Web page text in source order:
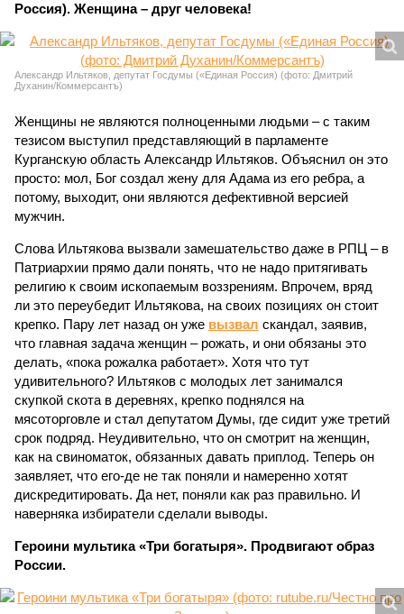
Россия). Женщина – друг человека!
Александр Ильтяков, депутат Госдумы («Единая Россия) (фото: Дмитрий
Духанин/Коммерсантъ)
Женщины не являются полноценными людьми – с таким
тезисом выступил представляющий в парламенте
Курганскую область Александр Ильтяков. Объяснил он это
просто: мол, Бог создал жену для Адама из его ребра, а
потому, выходит, они являются дефективной версией
мужчин.
Слова Ильтякова вызвали замешательство даже в РПЦ – в
Патриархии прямо дали понять, что не надо притягивать
религию к своим ископаемым воззрениям. Впрочем, вряд
ли это переубедит Ильтякова, на своих позициях он стоит
крепко. Пару лет назад он уже вызвал скандал, заявив,
что главная задача женщин – рожать, и они обязаны это
делать, «пока рожалка работает». Хотя что тут
удивительного? Ильтяков с молодых лет занимался
скупкой скота в деревнях, крепко поднялся на
мясоторговле и стал депутатом Думы, где сидит уже третий
срок подряд. Неудивительно, что он смотрит на женщин,
как на свиноматок, обязанных давать приплод. Теперь он
заявляет, что его-де не так поняли и намеренно хотят
дискредитировать. Да нет, поняли как раз правильно. И
наверняка избиратели сделали выводы.
Героини мультика «Три богатыря». Продвигают образ
России.